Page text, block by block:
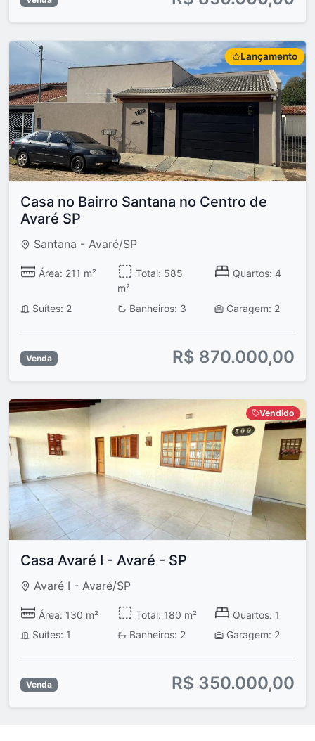
Lançamento
Casa no Bairro Santana no Centro de
Avaré SP
Santana - Avaré/SP
Área: 211 m²
Total: 585
m²
Quartos: 4
Suítes: 2 Banheiros: 3 Garagem: 2
Venda R$ 870.000,00
Vendido
Casa Avaré I - Avaré - SP
Avaré I - Avaré/SP
Área: 130 m² Total: 180 m²
Quartos: 1
Suítes: 1
Banheiros: 2 Garagem: 2
Venda R$ 350.000,00